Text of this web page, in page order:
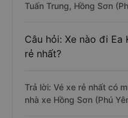
Tuấn Trung, Hồng Sơn
Câu hỏi: Xe nào đi
rẻ nhất?
Trả lời: Vé xe rẻ nhất có
nhà xe Hồng Sơn (Phú